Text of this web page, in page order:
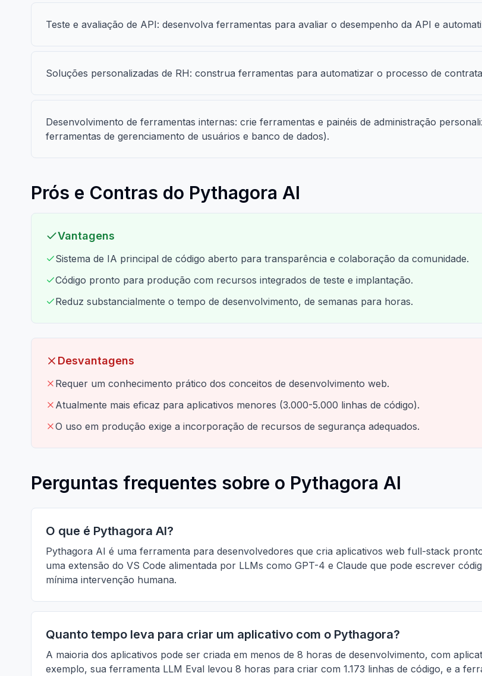
Teste e avaliação de API: desenvolva ferramentas para avaliar o desempenho da API e
Soluções personalizadas de RH: construa ferramentas para automatizar o processo de
Desenvolvimento de ferramentas internas: crie ferramentas e painéis de administração
ferramentas de gerenciamento de usuários e banco de dados).
Prós e Contras do Pythagora AI
Vantagens
Sistema de IA principal de código aberto para transparência e colaboração da comunidade.
Código pronto para produção com recursos integrados de teste e implantação.
Reduz substancialmente o tempo de desenvolvimento, de semanas para horas.
Desvantagens
Requer um conhecimento prático dos conceitos de desenvolvimento web.
Atualmente mais eficaz para aplicativos menores (3.000-5.000 linhas de código).
O uso em produção exige a incorporação de recursos de segurança adequados.
Perguntas frequentes sobre o Pythagora AI
O que é Pythagora AI?
Pythagora AI é uma ferramenta para desenvolvedores que cria aplicativos web full-stack
uma extensão do VS Code alimentada por LLMs como GPT-4 e Claude que pode escrever
mínima intervenção humana.
Quanto tempo leva para criar um aplicativo com o Pythagora?
A maioria dos aplicativos pode ser criada em menos de 8 horas de desenvolvimento, com
exemplo, sua ferramenta LLM Eval levou 8 horas para criar com 1.173 linhas de código, e a